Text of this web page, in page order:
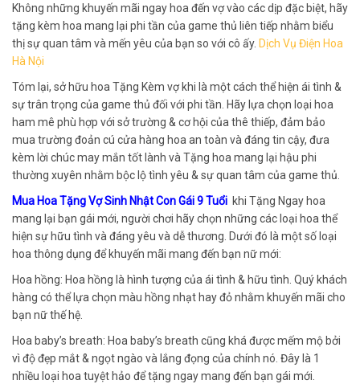
Không những khuyến mãi ngay hoa đến vợ vào các dịp đặc biệt, hãy
tặng kèm hoa mang lại phi tần của game thủ liên tiếp nhằm biểu
thị sự quan tâm và mến yêu của bạn so với cô ấy. Dịch Vụ Điện Hoa
Hà Nội
Tóm lại, sở hữu hoa Tặng Kèm vợ khi là một cách thể hiện ái tình &
sự trân trọng của game thủ đối với phi tần. Hãy lựa chọn loại hoa
ham mê phù hợp với sở trường & cơ hội của thê thiếp, đảm bảo
mua trường đoản cú cửa hàng hoa an toàn và đáng tin cậy, đưa
kèm lời chúc may mắn tốt lành và Tặng hoa mang lại hậu phi
thường xuyên nhằm bộc lộ tình yêu & sự quan tâm của game thủ.
Mua Hoa Tặng Vợ Sinh Nhật Con Gái 9 Tuổi khi Tặng Ngay hoa
mang lại bạn gái mới, người chơi hãy chọn những các loại hoa thể
hiện sự hữu tình và đáng yêu và dễ thương. Dưới đó là một số loại
hoa thông dụng để khuyến mãi mang đến bạn nữ mới:
Hoa hồng: Hoa hồng là hình tượng của ái tình & hữu tình. Quý khách
hàng có thể lựa chọn màu hồng nhạt hay đỏ nhằm khuyến mãi cho
bạn nữ thế hệ.
Hoa baby’s breath: Hoa baby’s breath cũng khá được mếm mộ bởi
vì độ đẹp mắt & ngọt ngào và lắng đọng của chính nó. Đây là 1
nhiều loại hoa tuyệt hảo để tặng ngay mang đến bạn gái mới.